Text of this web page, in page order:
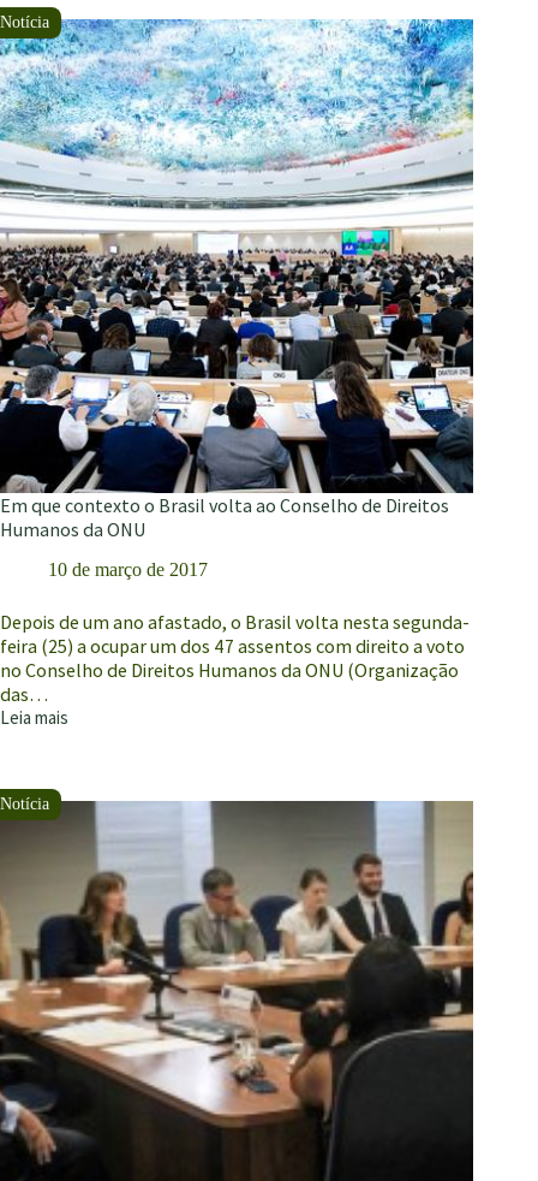
de
incidência
é
fundamental
para
exigir
realização
dos
direitos
humanos
Em que contexto o Brasil volta ao Conselho de Direitos
Humanos da ONU
10 de março de 2017
Depois de um ano afastado, o Brasil volta nesta segunda-
feira (25) a ocupar um dos 47 assentos com direito a voto
no Conselho de Direitos Humanos da ONU (Organização
das…
Leia mais
Em
o
Brasil
de
Direitos
Humanos
da
ONU